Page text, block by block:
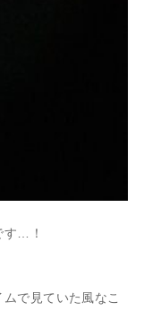
す…！
で見ていた風なこ